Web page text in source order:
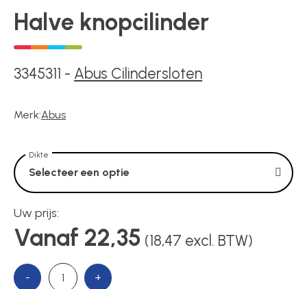
Toegangscontrole
Over ons
Halve knopcilinder
3345311 - Abus Cilindersloten
Merk:Abus
Dikte
Selecteer een optie
Uw prijs:
Vanaf 22,35 (18,47 excl. BTW)
- +